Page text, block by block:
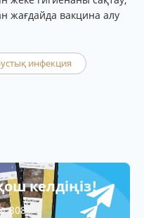
жағдайда вакцина алу
инфекция
келдіңіз!
308